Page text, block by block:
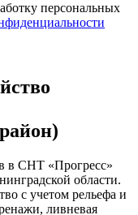
персональных
в СНТ «Прогресс»
области.
с учетом рельефа и
ливневая